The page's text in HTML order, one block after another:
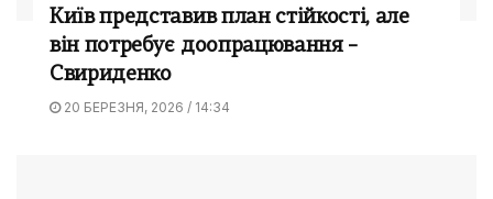
Київ представив план стійкості, але
він потребує доопрацювання –
Свириденко
20 БЕРЕЗНЯ, 2026 / 14:34